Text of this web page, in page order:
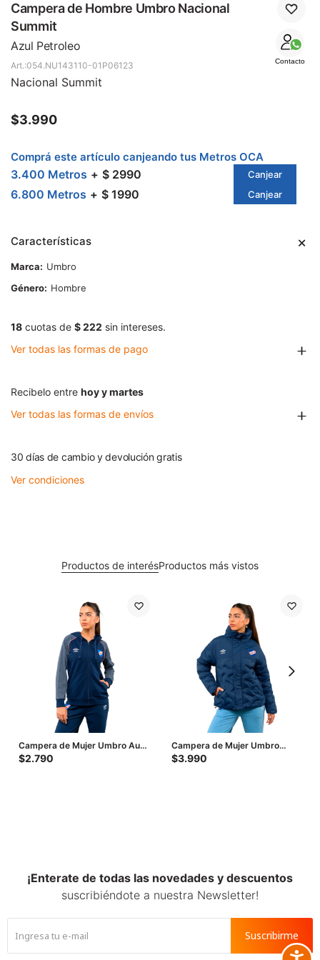
Campera de Hombre Umbro Nacional
Summit
Azul Petroleo
Contacto
054.NU143110-01P06123
Nacional Summit
$3.990
Comprá este artículo canjeando tus Metros OCA
3.400 Metros $ 2990 Canjear
6.800 Metros $ 1990 Canjear
Características
Marca
Umbro
Género
Hombre
18 cuotas de $ 222 sin intereses.
Ver todas las formas de pago
Recibelo entre hoy y martes
Ver todas las formas de envíos
30 días de cambio y devolución gratis
Ver condiciones
Productos de interésProductos más vistos
Campera de Mujer Umbro Aura
- Azul
$2.790
Campera de Mujer Umbro
Nacional Mel - Azul
$3.990
¡Enterate de todas las novedades y descuentos
suscribiéndote a nuestra Newsletter!
Suscribirme